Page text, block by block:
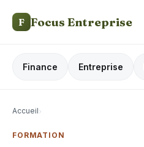
F Focus Entreprise
Finance Entreprise
Accueil›
FORMATION